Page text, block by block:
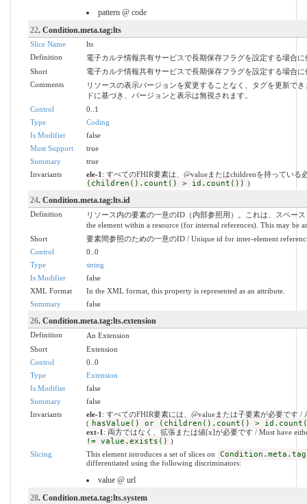
pattern @ code
22. Condition.meta.tag:lts
Slice Name
lts
Definition
電子カルテ情報共有サービスで長期保存フラグを設定する場合に
Short
電子カルテ情報共有サービスで長期保存フラグを設定する場合に
Comments
リソースの表示バージョンを変更することなく、タグを更新で
ドに基づき、バージョンと表示は無視されます。
Control
0..1
Type
Coding
Is Modifier
false
Must Support
true
Summary
true
Invariants
ele-1 : すべてのFHIR要素は、@valueまたはchildrenを持っている
(children().count() > id.count()) )
24. Condition.meta.tag:lts.id
Definition
リソース内の要素の一意のID（内部参照用）。これは、スペー
the element within a resource (for internal references). This may be
Short
要素間参照のための一意のID / Unique id for inter-element
Control
0..0
Type
string
Is Modifier
false
XML Format
In the XML format, this property is represented as an attribute.
Summary
false
26. Condition.meta.tag:lts.extension
Definition
An Extension
Short
Extension
Control
0..0
Type
Extension
Is Modifier
false
Summary
false
Invariants
ele-1 : すべてのFHIR要素には、@valueまたは子要素が必要です /
( hasValue() or (children().count() >
ext-1 : 両方ではなく、拡張または値[x]が必要です / Must have
!= value.exists() )
Slicing
This element introduces a set of slices on
differentiated using the following discriminators:
value @ url
28. Condition.meta.tag:lts.system